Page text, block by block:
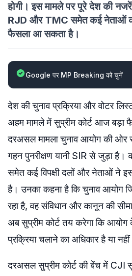
होगी। इस मामले पर पूरे देश की
RJD और TMC समेत कई नेताओं
फैसला आ सकता है।
Google पर MP Breaking को चुनें
देश की चुनाव प्रक्रिया और वोटर
अहम मामले में सुप्रीम कोर्ट आज बड़ा
दरअसल मामला चुनाव आयोग की ओर
गहन पुनरीक्षण यानी SIR से जुड़ा
समेत कई विपक्षी दलों और नेताओं ने इस
है। उनका कहना है कि चुनाव आयोग
रहा है, वह संविधान और कानून की
अब सुप्रीम कोर्ट तय करेगा कि
प्रक्रिया चलाने का अधिकार है या
दरअसल सुप्रीम कोर्ट की बेंच में CJI